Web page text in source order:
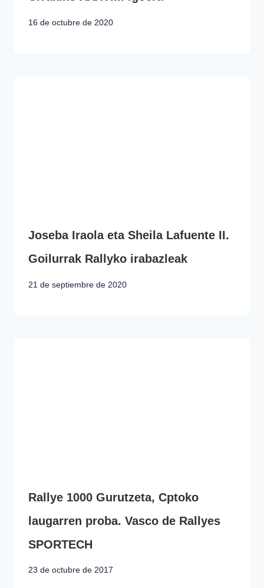
16 de octubre de 2020
Joseba Iraola eta Sheila Lafuente II.
Goilurrak Rallyko irabazleak
21 de septiembre de 2020
Rallye 1000 Gurutzeta, Cptoko
laugarren proba. Vasco de Rallyes
SPORTECH
23 de octubre de 2017